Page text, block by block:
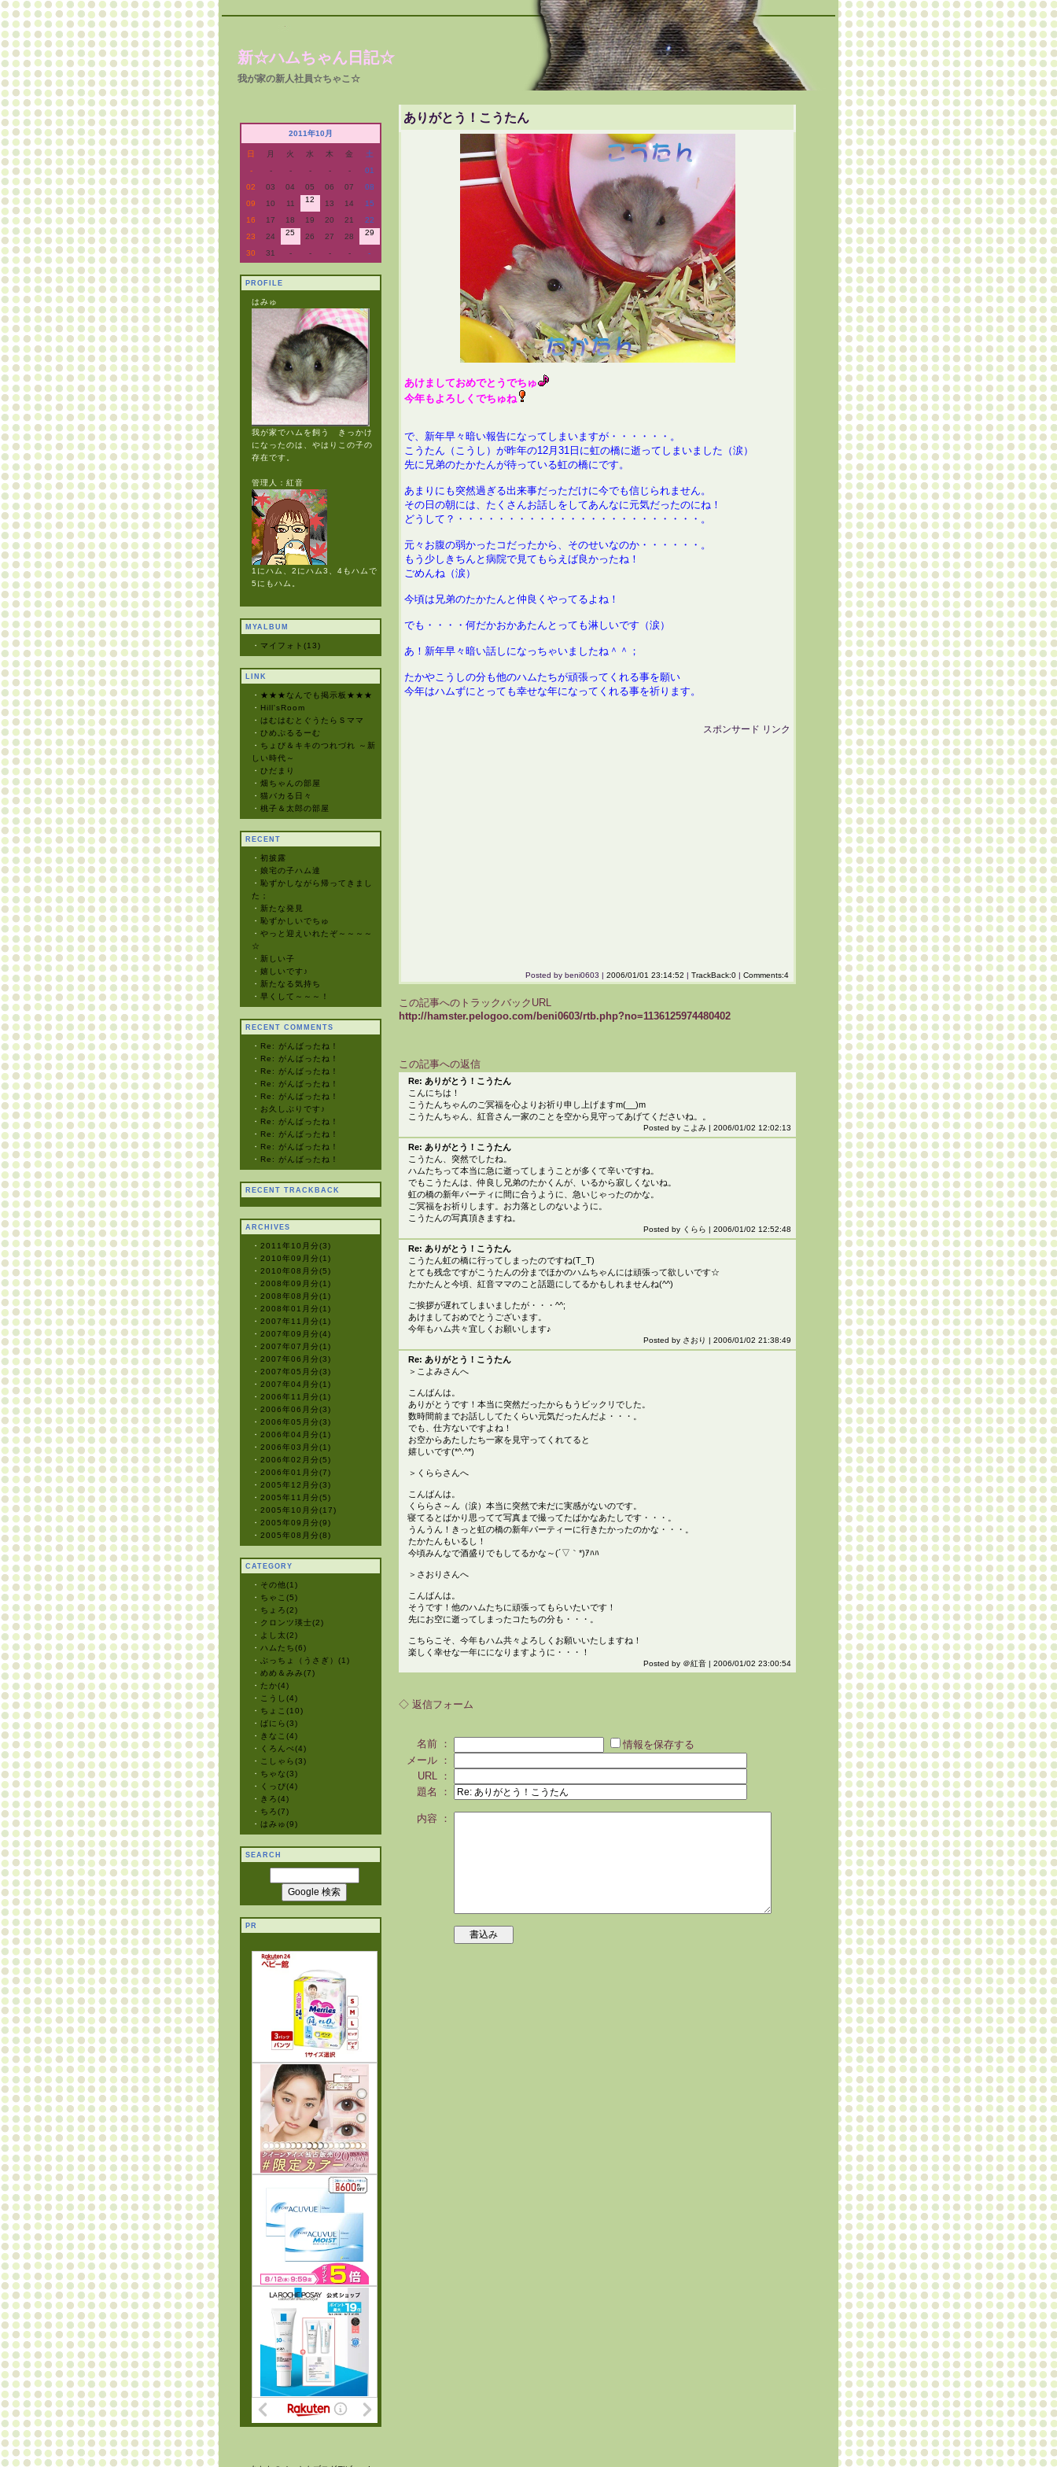
新☆ハムちゃん日記☆
我が家の新人社員☆ちゃこ☆
2011年10月
日 月 火 水 木 金
土
-
- - - - -
01
02
03 04 05 06 07
08
09
10 11 12 13 14
15
16
17 18 19 20 21
22
23
24 25 26 27 28 29
30 31 - - - - -
PROFILE
はみゅ
我が家でハムを飼う きっかけ
になったのは、やはりこの子の
存在です。
管理人：紅音
1にハム、2にハム3、4もハムで
5にもハム。
MYALBUM
・ マイフォト(13)
LINK
・ ★★★なんでも掲示板★★★
・ Hill'sRoom
・ はむはむとぐうたらＳママ
・ ひめぷるるーむ
・ ちょび＆キキのつれづれ ～新
しい時代～
・ ひだまり
・ 畑ちゃんの部屋
・ 猫バカる日々
・ 桃子＆太郎の部屋
RECENT
・ 初披露
・ 娘宅の子ハム達
・ 恥ずかしながら帰ってきまし
た；
・ 新たな発見
・ 恥ずかしいでちゅ
・ やっと迎えいれたぞ～～～～
☆
・ 新しい子
・ 嬉しいです♪
・ 新たなる気持ち
・ 早くして～～～！
RECENT COMMENTS
・ Re: がんばったね！
・ Re: がんばったね！
・ Re: がんばったね！
・ Re: がんばったね！
・ Re: がんばったね！
・ お久しぶりです♪
・ Re: がんばったね！
・ Re: がんばったね！
・ Re: がんばったね！
・ Re: がんばったね！
RECENT TRACKBACK
ARCHIVES
・ 2011年10月分(3)
・ 2010年09月分(1)
・ 2010年08月分(5)
・ 2008年09月分(1)
・ 2008年08月分(1)
・ 2008年01月分(1)
・ 2007年11月分(1)
・ 2007年09月分(4)
・ 2007年07月分(1)
・ 2007年06月分(3)
・ 2007年05月分(3)
・ 2007年04月分(1)
・ 2006年11月分(1)
・ 2006年06月分(3)
・ 2006年05月分(3)
・ 2006年04月分(1)
・ 2006年03月分(1)
・ 2006年02月分(5)
・ 2006年01月分(7)
・ 2005年12月分(3)
・ 2005年11月分(5)
・ 2005年10月分(17)
・ 2005年09月分(9)
・ 2005年08月分(8)
CATEGORY
・ その他(1)
・ ちゃこ(5)
・ ちょろ(2)
・ クロンツ瑛士(2)
・
よし太(2)
・ ハムたち(6)
・
ぶっちょ（うさぎ）(1)
・ めめ＆みみ(7)
・ たか(4)
・
こうし(4)
・ ちょこ(10)
・ ばにら(3)
・
きなこ(4)
・
くろんぺ(4)
・
こしゃら(3)
・ ちゃな(3)
・
くっぴ(4)
・
きろ(4)
・ ちろ(7)
・ はみゅ(9)
SEARCH
PR
ありがとう！こうたん
あけましておめでとうでちゅ
今年もよろしくでちゅね
で、新年早々暗い報告になってしまいますが・・・・・・。
こうたん（こうし）が昨年の12月31日に虹の橋に逝ってしまいました（涙）
先に兄弟のたかたんが待っている虹の橋にです。
あまりにも突然過ぎる出来事だっただけに今でも信じられません。
その日の朝には、たくさんお話しをしてあんなに元気だったのにね！
どうして？・・・・・・・・・・・・・・・・・・・・・・・・。
元々お腹の弱かったコだったから、そのせいなのか・・・・・・。
もう少しきちんと病院で見てもらえば良かったね！
ごめんね（涙）
今頃は兄弟のたかたんと仲良くやってるよね！
でも・・・・何だかおかあたんとっても淋しいです（涙）
あ！新年早々暗い話しになっちゃいましたね＾＾；
たかやこうしの分も他のハムたちが頑張ってくれる事を願い
今年はハムずにとっても幸せな年になってくれる事を祈ります。
スポンサード リンク
Posted by beni0603 | 2006/01/01 23:14:52 | TrackBack:0 | Comments:4
この記事へのトラックバックURL
http://hamster.pelogoo.com/beni0603/rtb.php?no=1136125974480402
この記事への返信
Re: ありがとう！こうたん
こんにちは！
こうたんちゃんのご冥福を心よりお祈り申し上げますm(__)m
こうたんちゃん、紅音さん一家のことを空から見守ってあげてくださいね。。
Posted by こよみ | 2006/01/02 12:02:13
Re: ありがとう！こうたん
こうたん、突然でしたね。
ハムたちって本当に急に逝ってしまうことが多くて辛いですね。
でもこうたんは、仲良し兄弟のたかくんが、いるから寂しくないね。
虹の橋の新年パーティに間に合うように、急いじゃったのかな。
ご冥福をお祈りします。お力落としのないように。
こうたんの写真頂きますね。
Posted by くらら | 2006/01/02 12:52:48
Re: ありがとう！こうたん
こうたん虹の橋に行ってしまったのですね(T_T)
とても残念ですがこうたんの分までほかのハムちゃんには頑張って欲しいです☆
たかたんと今頃、紅音ママのこと話題にしてるかもしれませんね(^^)
ご挨拶が遅れてしまいましたが・・・^^;
あけましておめでとうございます。
今年もハム共々宜しくお願いします♪
Posted by さおり | 2006/01/02 21:38:49
Re: ありがとう！こうたん
＞こよみさんへ
こんばんは。
ありがとうです！本当に突然だったからもうビックリでした。
数時間前までお話ししてたくらい元気だったんだよ・・・。
でも、仕方ないですよね！
お空からあたしたち一家を見守ってくれてると
嬉しいです(*^.^*)
＞くららさんへ
こんばんは。
くららさ～ん（涙）本当に突然で未だに実感がないのです。
寝てるとばかり思ってて写真まで撮ってたばかなあたしです・・・。
うんうん！きっと虹の橋の新年パーティーに行きたかったのかな・・・。
たかたんもいるし！
今頃みんなで酒盛りでもしてるかな～(´▽｀*)ｱﾊﾊ
＞さおりさんへ
こんばんは。
そうです！他のハムたちに頑張ってもらいたいです！
先にお空に逝ってしまったコたちの分も・・・。
こちらこそ、今年もハム共々よろしくお願いいたしますね！
楽しく幸せな一年にになりますように・・・！
Posted by ＠紅音 | 2006/01/02 23:00:54
◇ 返信フォーム
名前 ：
情報を保存する
メール ：
URL ：
題名 ：
内容 ：